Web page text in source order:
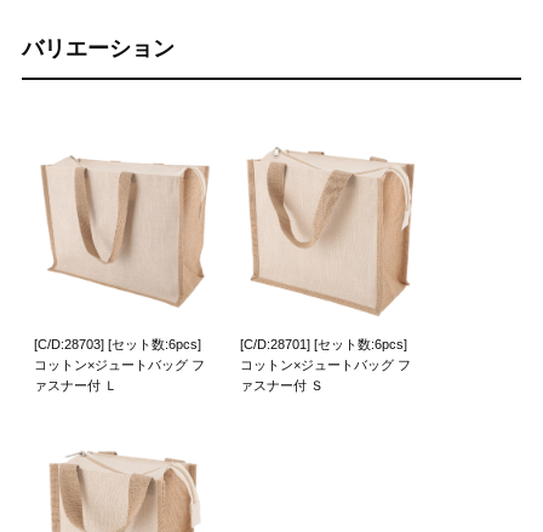
バリエーション
[C/D:28703] [セット数:6pcs]
コットン×ジュートバッグ フ
ァスナー付 Ｌ
[C/D:28701] [セット数:6pcs]
コットン×ジュートバッグ フ
ァスナー付 Ｓ